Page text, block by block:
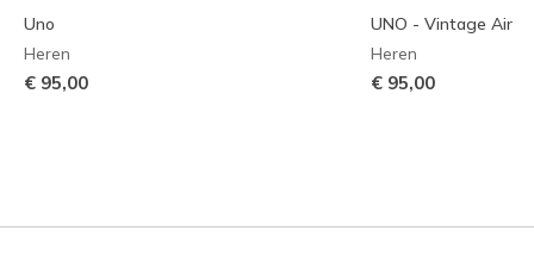
Uno
Heren
€ 95,00
UNO - Vintage Air
Heren
€ 95,00